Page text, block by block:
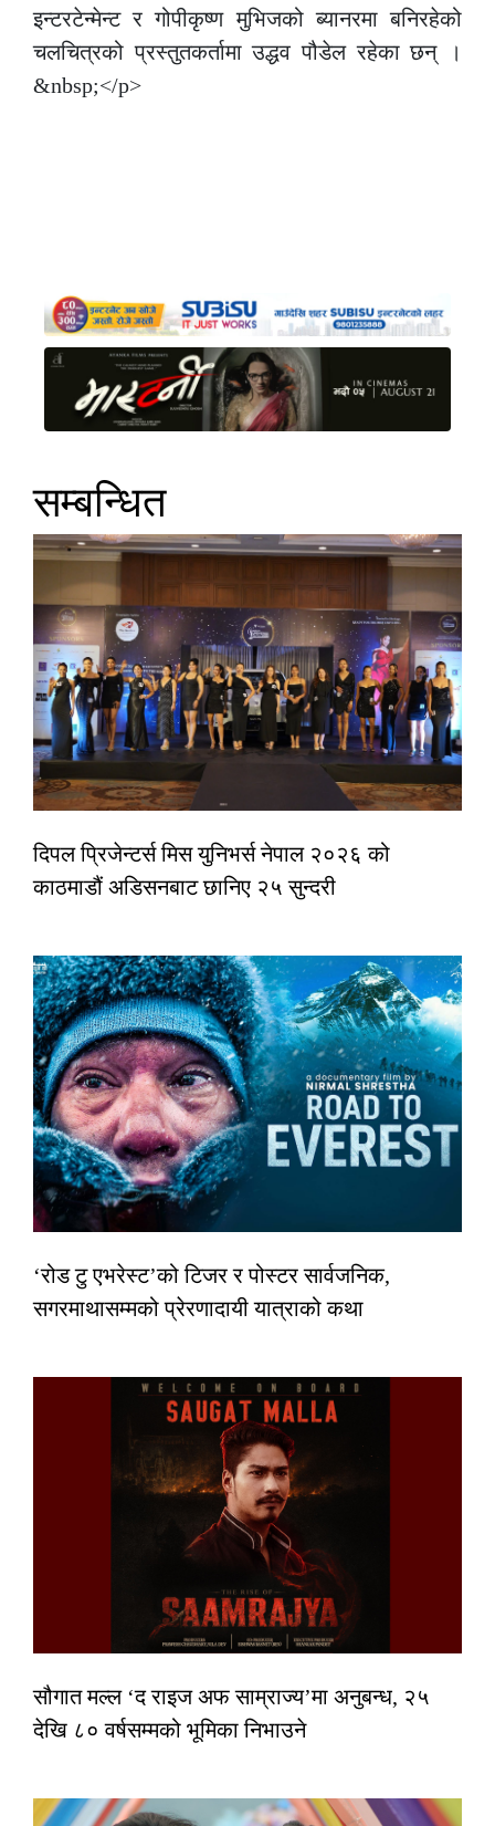
इन्टरटेन्मेन्ट र गोपीकृष्ण मुभिजको ब्यानरमा बनिरहेको
चलचित्रको प्रस्तुतकर्तामा उद्धव पौडेल रहेका छन् ।
&nbsp;</p>
सम्बन्धित
दिपल प्रिजेन्टर्स मिस युनिभर्स नेपाल २०२६ को
काठमाडौं अडिसनबाट छानिए २५ सुन्दरी
‘रोड टु एभरेस्ट’को टिजर र पोस्टर सार्वजनिक,
सगरमाथासम्मको प्रेरणादायी यात्राको कथा
सौगात मल्ल ‘द राइज अफ साम्राज्य’मा अनुबन्ध, २५
देखि ८० वर्षसम्मको भूमिका निभाउने